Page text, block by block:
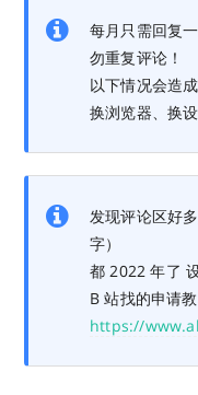
每月只需回复
勿重复评论！
以下情况会造
换浏览器、换
发现评论区好
字）
都 2022 年了
B 站找的申请
https://